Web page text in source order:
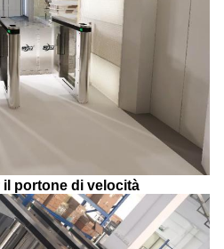
portone di velocità